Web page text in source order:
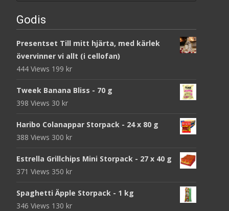
Godis
Presentset Till mitt hjärta, med kärlek
övervinner vi allt (i cellofan)
444 Views 199 kr
Tweek Banana Bliss - 70 g
398 Views 30 kr
Haribo Colanappar Storpack - 24 x 80 g
388 Views 300 kr
Estrella Grillchips Mini Storpack - 27 x 40 g
371 Views 350 kr
Spaghetti Äpple Storpack - 1 kg
346 Views 130 kr